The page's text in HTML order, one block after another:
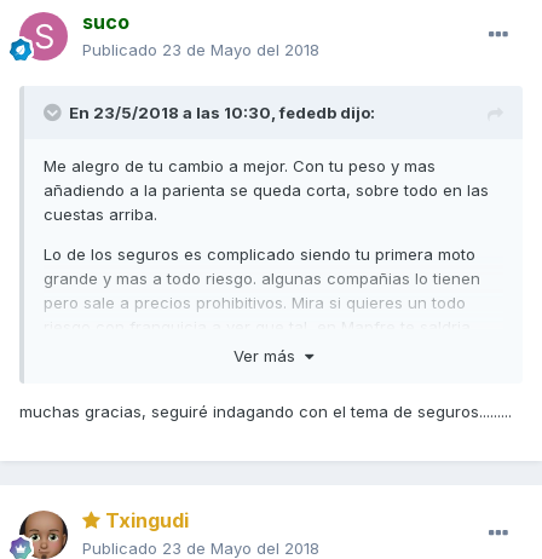
suco
Publicado 23 de Mayo del 2018
En 23/5/2018 a las 10:30,fededb dijo:
Me alegro de tu cambio a mejor. Con tu peso y mas
añadiendo a la parienta se queda corta, sobre todo en las
cuestas arriba.
Lo de los seguros es complicado siendo tu primera moto
grande y mas a todo riesgo. algunas compañias lo tienen
pero sale a precios prohibitivos. Mira si quieres un todo
con una franquicia de 450 euros por unos 500 euros lo
un apartado para tu nueva moto. Si solo fuese para Kymco,
yo.
Ver más
muchas gracias, seguiré indagando con el tema de seguros.........
Txingudi
Publicado 23 de Mayo del 2018